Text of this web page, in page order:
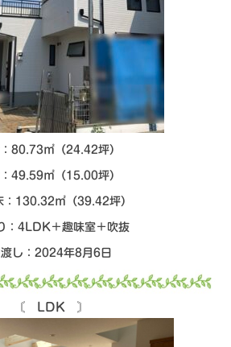
・見学予約
ラボ情報
80.73㎡（24.42坪）
49.59㎡（15.00坪）
：130.32㎡（39.42坪）
：4LDK＋趣味室＋吹抜
渡し：2024年8月6日
〘 LDK 〙